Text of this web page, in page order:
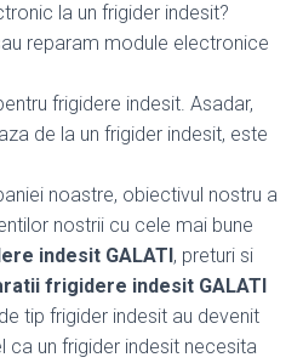
la un frigider indesit?
reparam module electronice
frigidere indesit. Asadar,
de la un frigider indesit, este
noastre, obiectivul nostru a
nostrii cu cele mai bune
indesit GALATI, preturi si
frigidere indesit GALATI
tip frigider indesit au devenit
un frigider indesit necesita